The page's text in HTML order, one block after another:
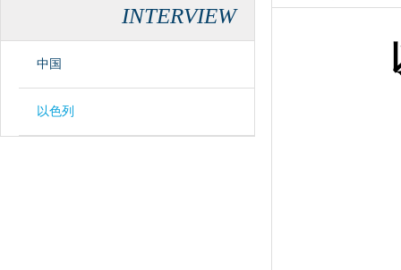
INTERVIEW
中国
以色列